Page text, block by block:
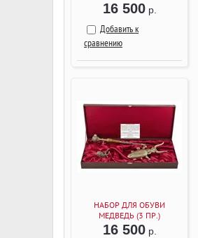
16 500р.
Добавить к
сравнению
НАБОР ДЛЯ ОБУВИ
МЕДВЕДЬ (3 ПР.)
16 500р.